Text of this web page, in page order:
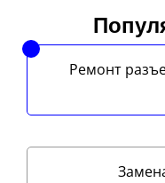
Ремонт